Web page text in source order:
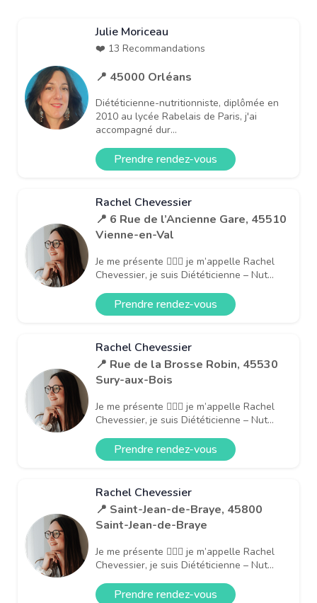
Julie Moriceau
❤️ 13 Recommandations
📍 45000 Orléans
Diététicienne-nutritionniste, diplômée en
2010 au lycée Rabelais de Paris, j'ai
accompagné dur...
Prendre rendez-vous
Rachel Chevessier
📍 6 Rue de l’Ancienne Gare, 45510
Vienne-en-Val
Je me présente 🙋🏻‍♀️ je m’appelle Rachel
Chevessier, je suis Diététicienne – Nut...
Prendre rendez-vous
Rachel Chevessier
📍 Rue de la Brosse Robin, 45530
Sury-aux-Bois
Je me présente 🙋🏻‍♀️ je m’appelle Rachel
Chevessier, je suis Diététicienne – Nut...
Prendre rendez-vous
Rachel Chevessier
📍 Saint-Jean-de-Braye, 45800
Saint-Jean-de-Braye
Je me présente 🙋🏻‍♀️ je m’appelle Rachel
Chevessier, je suis Diététicienne – Nut...
Prendre rendez-vous